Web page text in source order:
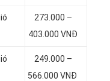
273.000 –
403.000 VNĐ
249.000 –
566.000 VNĐ